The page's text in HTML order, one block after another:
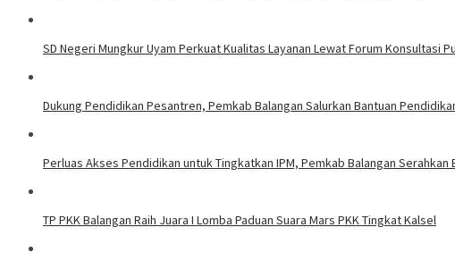
SD Negeri Mungkur Uyam Perkuat Kualitas Layanan Lewat Forum Konsultasi
Dukung Pendidikan Pesantren, Pemkab Balangan Salurkan Bantuan
Perluas Akses Pendidikan untuk Tingkatkan IPM, Pemkab Balangan Serahkan
TP PKK Balangan Raih Juara I Lomba Paduan Suara Mars PKK Tingkat Kalsel